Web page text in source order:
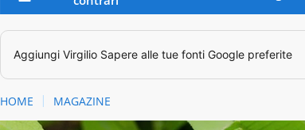
Aggiungi Virgilio Sapere alle tue fonti Google preferite
HOME MAGAZINE